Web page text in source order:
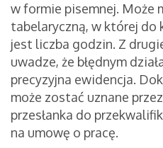
w formie pisemnej. Może
tabelaryczną, w której do
jest liczba godzin. Z
uwadze, że błędnym
precyzyjna ewidencja.
może zostać uznane
przesłanka do
na umowę o pracę.